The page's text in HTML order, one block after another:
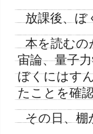
放課後、ぼ
本を読むの
宙論、量子
ぼくにはす
たことを確
その日、棚